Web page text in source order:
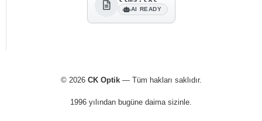
AI READY
© 2026 CK Optik— Tüm hakları saklıdır.
1996 yılından bugüne daima sizinle.